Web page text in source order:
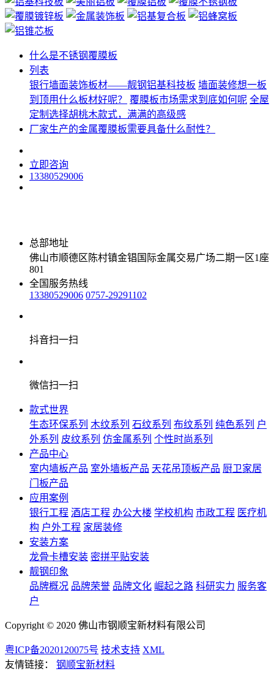
什么是不锈钢覆膜板
列表
银行墙面装饰板材——靓钢铝基科技板 墙面装修想一板
到顶用什么板材好呢？
覆膜板市场需求到底如何呢 全屋
定制选择胡桃木款式，满满的高级感
厂家生产的金属覆膜板需要具备什么耐性？
立即咨询
13380529006
总部地址
佛山市顺德区陈村镇金锠国际金属交易广场二期一区1座
801
全国服务热线
13380529006 0757-29291102
抖音扫一扫
微信扫一扫
款式世界
生态环保系列 木纹系列 石纹系列 布纹系列 纯色系列 户
外系列 皮纹系列 仿金属系列 个性时尚系列
产品中心
室内墙板产品 室外墙板产品 天花吊顶板产品 厨卫家居
门板产品
应用案例
银行工程 酒店工程 办公大楼 学校机构 市政工程 医疗机
构 户外工程 家居装修
安装方案
龙骨卡槽安装 密拼平贴安装
靓钢印象
品牌概况 品牌荣誉 品牌文化 崛起之路 科研实力 服务客
户
Copyright © 2020 佛山市钢顺宝新材料有限公司
粤ICP备2020120075号 技术支持 XML
友情链接：
钢顺宝新材料